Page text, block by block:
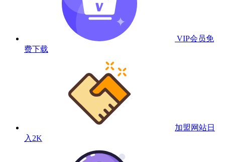
VIP会员免
费下载
加盟网站日
入2K